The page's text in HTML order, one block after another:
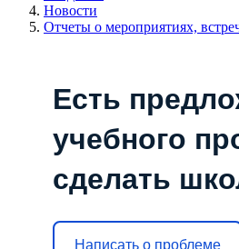
Новости
Отчеты о мероприятиях,
Есть
учебного
сделать
Написать о проблеме